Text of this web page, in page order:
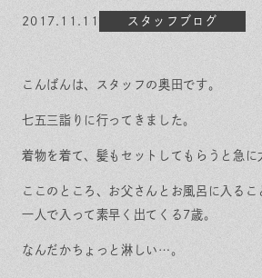
2017.11.11 スタッフブログ
こんばんは、スタッフの奥田です。
七五三詣りに行ってきました。
着物を着て、髪もセットしてもらうと急に
ここのところ、お父さんとお風呂に入るこ
一人で入って素早く出てくる7歳。
なんだかちょっと淋しい…。
オーダーメイドの住まい
住まいの特性
家づくりの流れ
保証とサポート
施工実績
スタイル集
イベントを探す
気軽に相談会
よくある質問
お客様の声
木材辞典
Topics
お知らせ
イベント
Company
会社概要
スタッフ紹介
採用情報
Contact
資料請求
お問い合わせ